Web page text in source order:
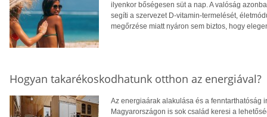
ilyenkor bőségesen süt a nap. A valóság
segíti a szervezet D-vitamin-termelését,
megőrzése miatt nyáron sem biztos, hogy
Hogyan takarékoskodhatunk otthon az energiával?
Az energiaárak alakulása és a fenntarthatóság
Magyarországon is sok család keresi a